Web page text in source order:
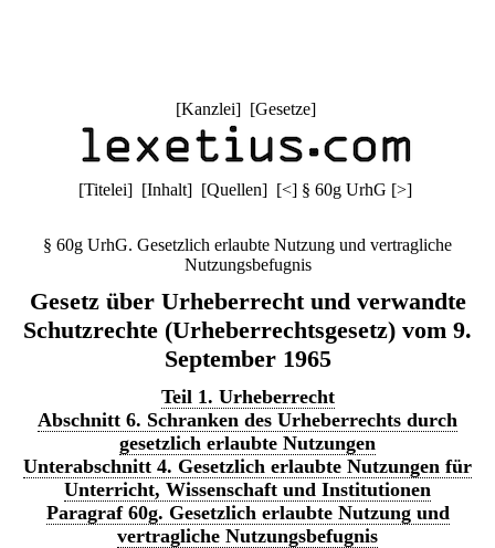
[Kanzlei] [Gesetze]
[Titelei] [Inhalt] [Quellen] [<] § 60g UrhG [>]
§ 60g UrhG. Gesetzlich erlaubte Nutzung und vertragliche
Nutzungsbefugnis
Gesetz über Urheberrecht und verwandte
Schutzrechte (Urheberrechtsgesetz) vom 9.
September 1965
Teil 1. Urheberrecht
Abschnitt 6. Schranken des Urheberrechts durch
gesetzlich erlaubte Nutzungen
Unterabschnitt 4. Gesetzlich erlaubte Nutzungen für
Unterricht, Wissenschaft und Institutionen
Paragraf 60g. Gesetzlich erlaubte Nutzung und
vertragliche Nutzungsbefugnis